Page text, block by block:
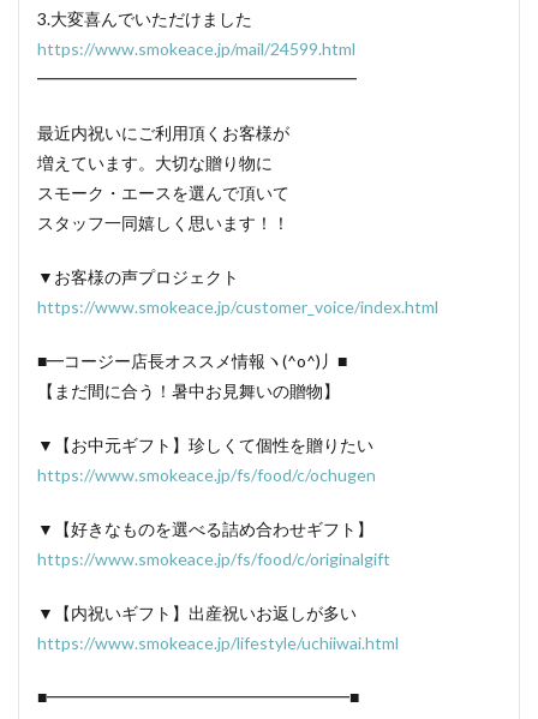
3.大変喜んでいただけました
https://www.smokeace.jp/mail/24599.html
━━━━━━━━━━━━━━━━━━━
最近内祝いにご利用頂くお客様が
増えています。大切な贈り物に
スモーク・エースを選んで頂いて
スタッフ一同嬉しく思います！！
▼お客様の声プロジェクト
https://www.smokeace.jp/customer_voice/index.html
■━コージー店長オススメ情報ヽ(^o^)丿■
【まだ間に合う！暑中お見舞いの贈物】
▼【お中元ギフト】珍しくて個性を贈りたい
https://www.smokeace.jp/fs/food/c/ochugen
▼【好きなものを選べる詰め合わせギフト】
https://www.smokeace.jp/fs/food/c/originalgift
▼【内祝いギフト】出産祝いお返しが多い
https://www.smokeace.jp/lifestyle/uchiiwai.html
■━━━━━━━━━━━━━━━━━━■